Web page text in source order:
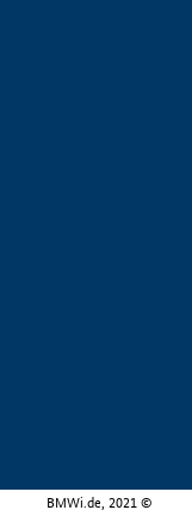
BMWi.de, 2021 ©